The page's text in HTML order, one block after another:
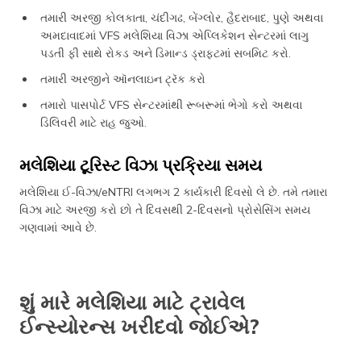
તમારી અરજી કોલકાતા, ચંદીગઢ, બેંગ્લોર, હૈદરાબાદ, પુણે અથવા
અમદાવાદમાં VFS મલેશિયા વિઝા એપ્લિકેશન સેન્ટરમાં લાગુ
પડતી ફી સાથે રોકડ અને ડિમાન્ડ ડ્રાફ્ટમાં સબમિટ કરો.
તમારી અરજીને ઑનલાઇન ટ્રૅક કરો
તમારો પાસપોર્ટ VFS સેન્ટરમાંથી રૂબરૂમાં ભેગો કરો અથવા
ડિલિવરી માટે રાહ જુઓ.
મલેશિયા ટૂરિસ્ટ વિઝા પ્રક્રિયા સમય
મલેશિયા ઈ-વિઝા/eNTRI લગભગ 2 કાર્યકારી દિવસો લે છે. તમે તમારા
વિઝા માટે અરજી કરો છો તે દિવસથી 2-દિવસનો પ્રોસેસિંગ સમય
ગણવામાં આવે છે.
શું મારે મલેશિયા માટે ટ્રાવેલ
ઈન્સ્યોરન્સ ખરીદવો જોઈએ?